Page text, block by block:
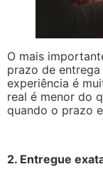
O mais
prazo de
experiência é
real é menor do
quando o prazo
2. Entregue